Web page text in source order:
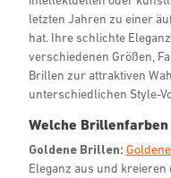
letzten Jahren zu einer
hat. Ihre schlichte
verschiedenen Größen,
Brillen zur attraktiven
unterschiedlichen Style-
Welche
Goldene Brillen:
Eleganz aus und